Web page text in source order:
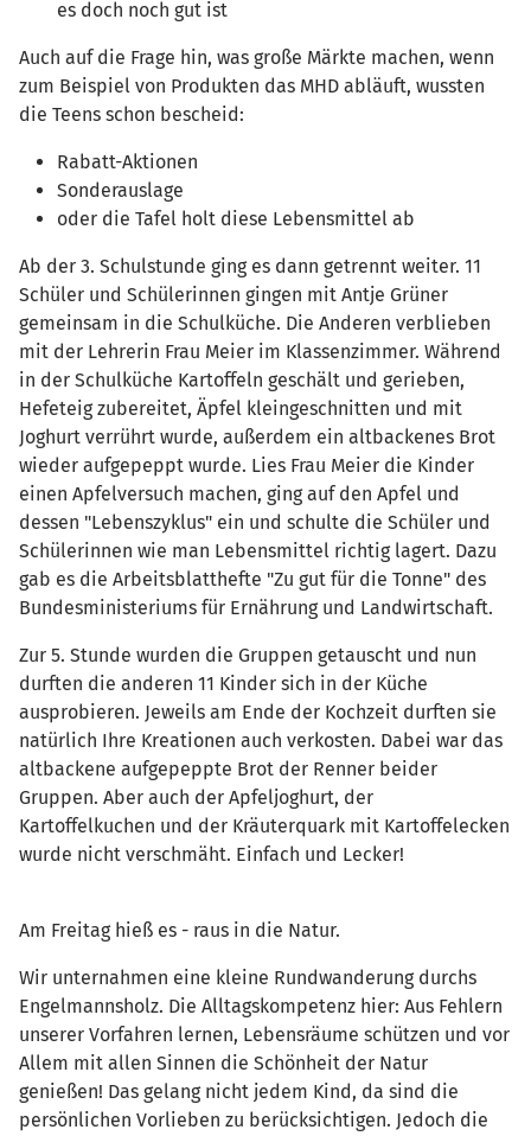
es doch noch gut ist
Auch auf die Frage hin, was große Märkte machen, wenn
zum Beispiel von Produkten das MHD abläuft, wussten
die Teens schon bescheid:
Rabatt-Aktionen
Sonderauslage
oder die Tafel holt diese Lebensmittel ab
Ab der 3. Schulstunde ging es dann getrennt weiter. 11
Schüler und Schülerinnen gingen mit Antje Grüner
gemeinsam in die Schulküche. Die Anderen verblieben
mit der Lehrerin Frau Meier im Klassenzimmer. Während
in der Schulküche Kartoffeln geschält und gerieben,
Hefeteig zubereitet, Äpfel kleingeschnitten und mit
Joghurt verrührt wurde, außerdem ein altbackenes Brot
wieder aufgepeppt wurde. Lies Frau Meier die Kinder
einen Apfelversuch machen, ging auf den Apfel und
dessen "Lebenszyklus" ein und schulte die Schüler und
Schülerinnen wie man Lebensmittel richtig lagert. Dazu
gab es die Arbeitsblatthefte "Zu gut für die Tonne" des
Bundesministeriums für Ernährung und Landwirtschaft.
Zur 5. Stunde wurden die Gruppen getauscht und nun
durften die anderen 11 Kinder sich in der Küche
ausprobieren. Jeweils am Ende der Kochzeit durften sie
natürlich Ihre Kreationen auch verkosten. Dabei war das
altbackene aufgepeppte Brot der Renner beider
Gruppen. Aber auch der Apfeljoghurt, der
Kartoffelkuchen und der Kräuterquark mit Kartoffelecken
wurde nicht verschmäht. Einfach und Lecker!
Am Freitag hieß es - raus in die Natur.
Wir unternahmen eine kleine Rundwanderung durchs
Engelmannsholz. Die Alltagskompetenz hier: Aus Fehlern
unserer Vorfahren lernen, Lebensräume schützen und vor
Allem mit allen Sinnen die Schönheit der Natur
genießen! Das gelang nicht jedem Kind, da sind die
persönlichen Vorlieben zu berücksichtigen. Jedoch die